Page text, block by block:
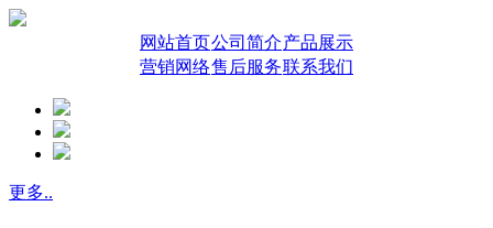
网站首页公司简介产品展示
营销网络售后服务联系我们
更多..